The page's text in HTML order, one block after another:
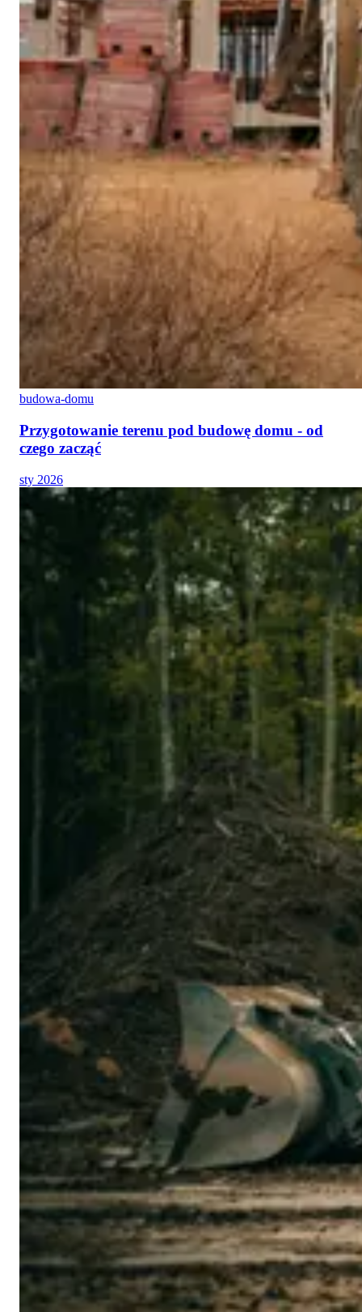
budowa-domu
Przygotowanie terenu pod budowę domu - od
czego zacząć
sty 2026